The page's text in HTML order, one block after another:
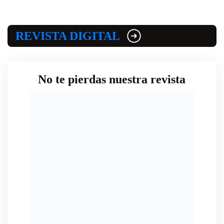
REVISTA DIGITAL
No te pierdas nuestra revista